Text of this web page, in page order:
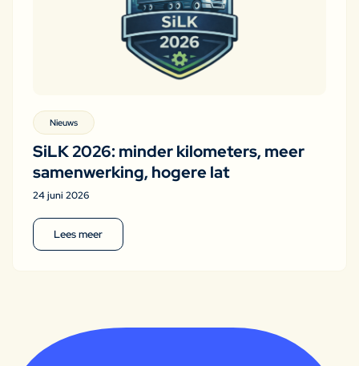
Nieuws
SiLK 2026: minder kilometers, meer
samenwerking, hogere lat
24 juni 2026
Lees meer